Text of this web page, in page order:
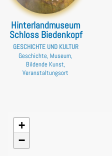
Hinterlandmuseum
Schloss Biedenkopf
GESCHICHTE UND KULTUR
Geschichte, Museum,
Bildende Kunst,
Veranstaltungsort
+
−